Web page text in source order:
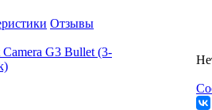
Отзывы